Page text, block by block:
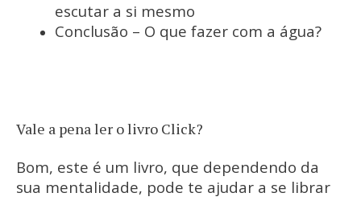
escutar a si mesmo
Conclusão – O que fazer com a água?
Vale a pena ler o livro Click?
Bom, este é um livro, que dependendo da
sua mentalidade, pode te ajudar a se librar